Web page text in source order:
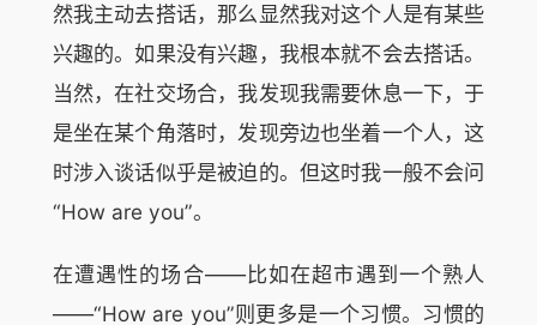
然我主动去搭话，那么显然我对这个人是有某些
兴趣的。如果没有兴趣，我根本就不会去搭话。
当然，在社交场合，我发现我需要休息一下，于
是坐在某个角落时，发现旁边也坐着一个人，这
时涉入谈话似乎是被迫的。但这时我一般不会问
“How are you”。
在遭遇性的场合——比如在超市遇到一个熟人
——“How are you”则更多是一个习惯。习惯的